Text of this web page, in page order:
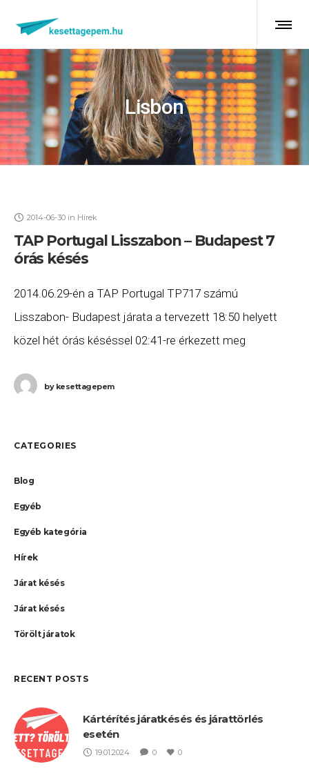
Lisbon
2014-06-30 in Hírek
TAP Portugal Lisszabon – Budapest 7
órás késés
2014.06.29-én a TAP Portugal TP717 számú
Lisszabon- Budapest járata a tervezett 18:50 helyett
közel hét órás késéssel 02:41-re érkezett meg
előbb hozzájutni a
bykesettagepem
CATEGORIES
Blog
Egyéb
Egyéb kategória
Hírek
Járat késés
Járat késés
Törölt járatok
RECENT POSTS
Kártérítés járatkésés és járattörlés
esetén
19.01.2024 0 0